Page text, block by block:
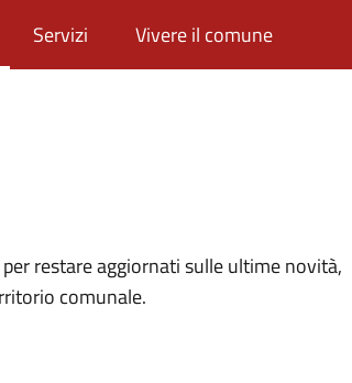
Servizi Vivere il comune
restare aggiornati sulle ultime novità,
comunale.